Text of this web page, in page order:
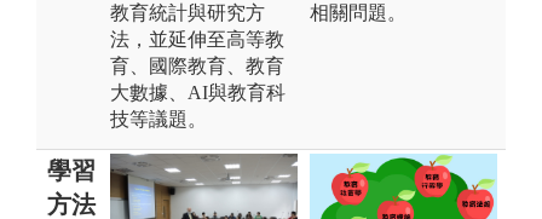
教育統計與研究方
法，並延伸至高等教
育、國際教育、教育
大數據、AI與教育科
技等議題。
相關問題。
學習
方法